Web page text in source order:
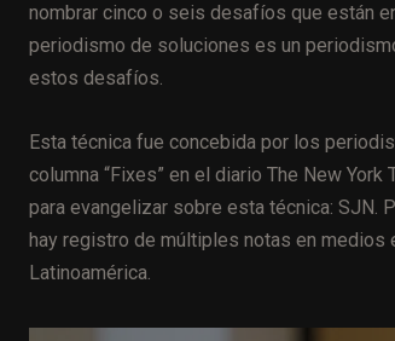
nombrar cinco o seis desafíos que están
periodismo de soluciones es un
estos desafíos.
Esta técnica fue concebida por los
columna “Fixes” en el diario The New York
para evangelizar sobre esta técnica: SJN.
hay registro de múltiples notas en
Latinoamérica.